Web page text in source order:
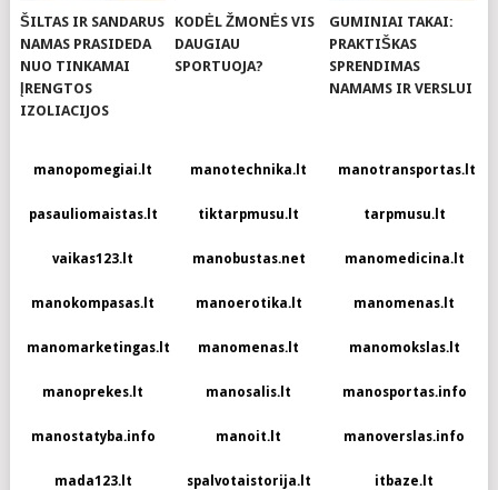
ŠILTAS IR SANDARUS
NAMAS PRASIDEDA
NUO TINKAMAI
ĮRENGTOS
IZOLIACIJOS
KODĖL ŽMONĖS VIS
DAUGIAU
SPORTUOJA?
GUMINIAI TAKAI:
PRAKTIŠKAS
SPRENDIMAS
NAMAMS IR VERSLUI
manopomegiai.lt manotechnika.lt manotransportas.lt
pasauliomaistas.lt tiktarpmusu.lt tarpmusu.lt
vaikas123.lt manobustas.net manomedicina.lt
manokompasas.lt manoerotika.lt manomenas.lt
manomarketingas.lt manomenas.lt manomokslas.lt
manoprekes.lt manosalis.lt manosportas.info
manostatyba.info manoit.lt manoverslas.info
mada123.lt spalvotaistorija.lt itbaze.lt